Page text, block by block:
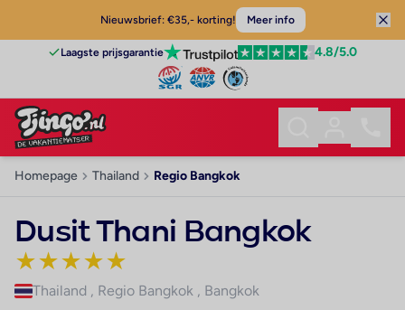
Nieuwsbrief: €35,- korting! Meer info
Laagste prijsgarantie 4.8/5.0
Homepage Thailand Regio Bangkok
Dusit Thani Bangkok
★★★★★
Thailand , Regio Bangkok , Bangkok